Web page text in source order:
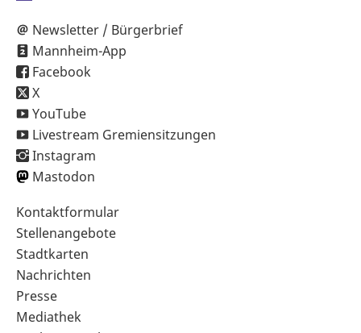
Newsletter / Bürgerbrief
Mannheim-App
Facebook
X
YouTube
Livestream Gremiensitzungen
Instagram
Mastodon
Sekundärnavigation
im
Fußbereich
Kontaktformular
Stellenangebote
Stadtkarten
Nachrichten
Presse
Mediathek